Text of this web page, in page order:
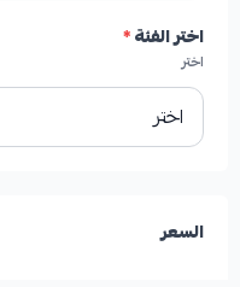
اختر الفئة*
اختر
السعر